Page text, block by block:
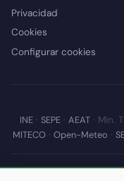
Privacidad
Cookies
Configurar cookies
INE· SEPE· AEAT· Min.
MITECO· Open-Meteo ·
© 2026 Callejear.com —